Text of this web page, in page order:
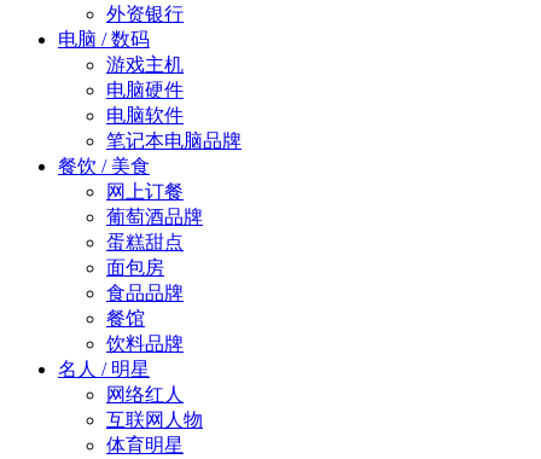
外资银行
电脑 / 数码
游戏主机
电脑硬件
电脑软件
笔记本电脑品牌
餐饮 / 美食
网上订餐
葡萄酒品牌
蛋糕甜点
面包房
食品品牌
餐馆
饮料品牌
名人 / 明星
网络红人
互联网人物
体育明星